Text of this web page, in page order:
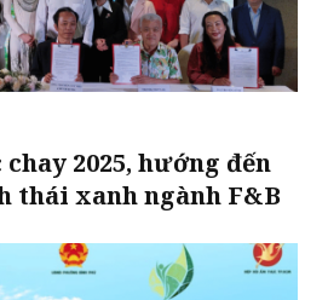
2025, hướng đến
thái xanh ngành F&B